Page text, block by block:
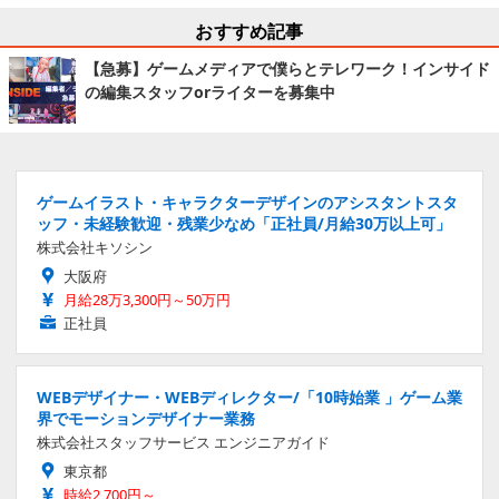
おすすめ記事
【急募】ゲームメディアで僕らとテレワーク！インサイド
の編集スタッフorライターを募集中
ゲームイラスト・キャラクターデザインのアシスタントスタ
ッフ・未経験歓迎・残業少なめ「正社員/月給30万以上可」
株式会社キソシン
大阪府
月給28万3,300円～50万円
正社員
WEBデザイナー・WEBディレクター/「10時始業 」ゲーム業
界でモーションデザイナー業務
株式会社スタッフサービス エンジニアガイド
東京都
時給2,700円～